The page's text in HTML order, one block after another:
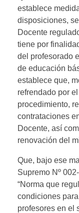
establece
disposiciones,
Docente
tiene por
del profesorado
de educación
establece que,
refrendado por
procedimiento,
contrataciones
Docente, así
renovación del
Que, bajo ese
Supremo Nº
“Norma que
condiciones
profesores en el